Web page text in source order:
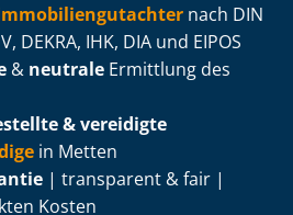
nach DIN
DEKRA, IHK, DIA und EIPOS
& neutrale Ermittlung des
& vereidigte
in Metten
| transparent & fair |
Kosten